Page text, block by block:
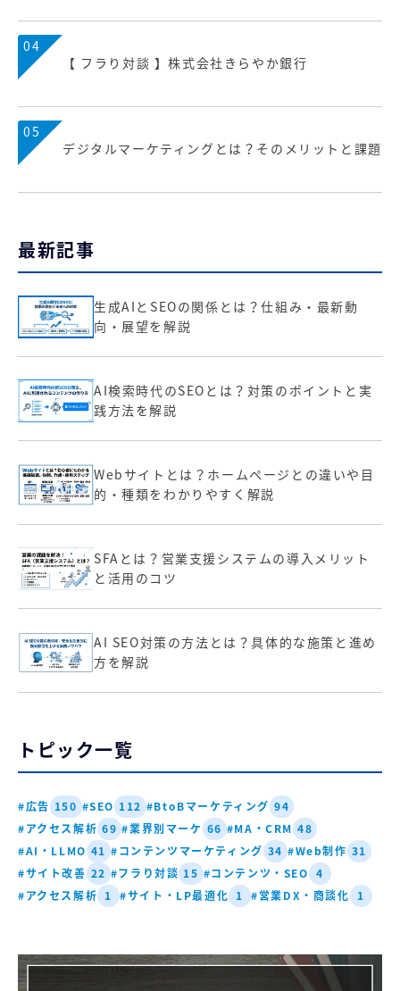
04
【 フラり対談 】株式会社きらやか銀行
05
デジタルマーケティングとは？そのメリットと課題
最新記事
生成AIとSEOの関係とは？仕組み・最新動
向・展望を解説
AI検索時代のSEOとは？対策のポイントと実
践方法を解説
Webサイトとは？ホームページとの違いや目
的・種類をわかりやすく解説
SFAとは？営業支援システムの導入メリット
と活用のコツ
AI SEO対策の方法とは？具体的な施策と進め
方を解説
トピック一覧
#広告 150 #SEO 112 #BtoBマーケティング 94
#アクセス解析 69 #業界別マーケ 66 #MA・CRM 48
#AI・LLMO 41 #コンテンツマーケティング 34 #Web制作 31
#サイト改善 22 #フラり対談 15 #コンテンツ・SEO 4
#アクセス解析 1 #サイト・LP最適化 1 #営業DX・商談化 1